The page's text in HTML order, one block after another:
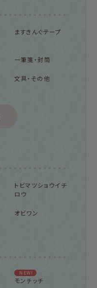
ますきんぐテープ
一筆箋・封筒
文具・その他
トビマツショウイチ
ロウ
オビワン
NEW!
モンチッチ